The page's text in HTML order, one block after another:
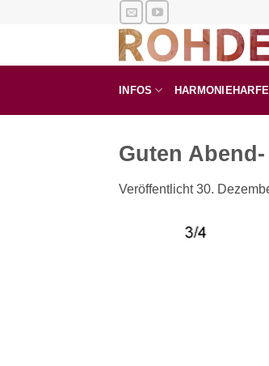
INFOS
Guten
Veröffentlicht30.